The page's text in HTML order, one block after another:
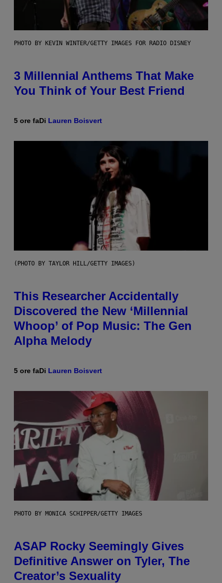
PHOTO BY KEVIN WINTER/GETTY IMAGES FOR RADIO DISNEY
3 Millennial Anthems That Make
You Think of Your Best Friend
5 ore faDi Lauren Boisvert
(PHOTO BY TAYLOR HILL/GETTY IMAGES)
This Researcher Accidentally
Discovered the New ‘Millennial
Whoop’ of Pop Music: The Gen
Alpha Melody
5 ore faDi Lauren Boisvert
PHOTO BY MONICA SCHIPPER/GETTY IMAGES
ASAP Rocky Seemingly Gives
Definitive Answer on Tyler, The
Creator’s Sexuality